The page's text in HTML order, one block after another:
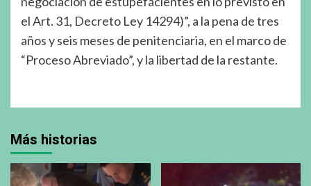
el Art. 31, Decreto Ley 14294)”, a la pena de tres
años y seis meses de penitenciaria, en el marco de
“Proceso Abreviado”, y la libertad de la restante.
Más historias